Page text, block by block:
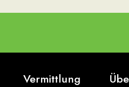
Vermittlung